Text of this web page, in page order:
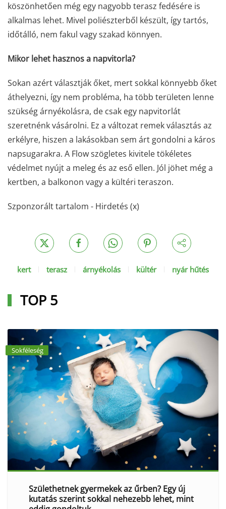
köszönhetően még egy nagyobb terasz fedésére is
alkalmas lehet. Mivel poliészterből készült, így tartós,
időtálló, nem fakul vagy szakad könnyen.
Mikor lehet hasznos a napvitorla?
Sokan azért választják őket, mert sokkal könnyebb őket
áthelyezni, így nem probléma, ha több területen lenne
szükség árnyékolásra, de csak egy napvitorlát
szeretnénk vásárolni. Ez a változat remek választás az
erkélyre, hiszen a lakásokban sem árt gondolni a káros
napsugarakra. A Flow szögletes kivitele tökéletes
védelmet nyújt a meleg és az eső ellen. Jól jöhet még a
kertben, a balkonon vagy a kültéri teraszon.
Szponzorált tartalom - Hirdetés (x)
kert terasz árnyékolás kültér nyár hűtés
TOP 5
Sokféleség
Születhetnek gyermekek az űrben? Egy új
kutatás szerint sokkal nehezebb lehet, mint